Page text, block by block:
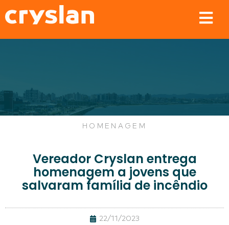
HOMENAGEM
Vereador Cryslan entrega
homenagem a jovens que
salvaram família de incêndio
22/11/2023